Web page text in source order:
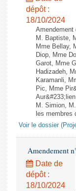
dépôt :
18/10/2024
Amendement
M. Baptiste,
Mme Bellay,
Diop, Mme
Garot, Mme
Hadizadeh,
Karamanli,
Pic, Mme
M. Simion,
les membres
Voir le dossier
Amendement
Date de
dépôt :
18/10/2024